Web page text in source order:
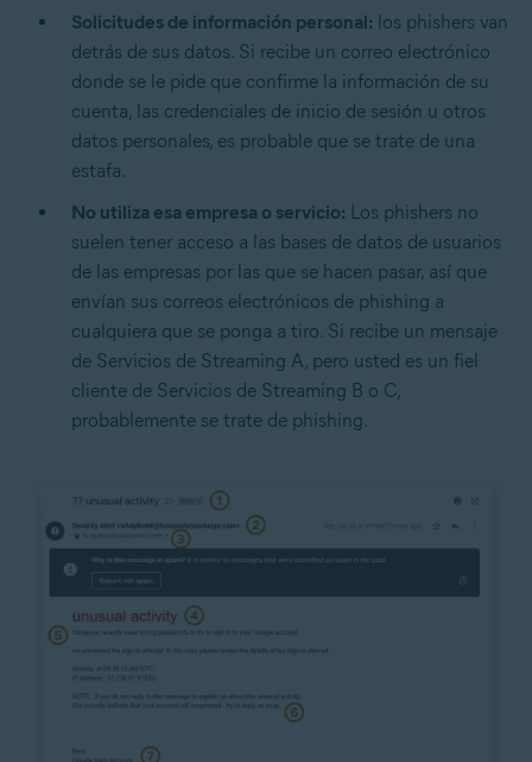
Solicitudes de información personal: los phishers van
detrás de sus datos. Si recibe un correo electrónico
donde se le pide que confirme la información de su
cuenta, las credenciales de inicio de sesión u otros
datos personales, es probable que se trate de una
estafa.
No utiliza esa empresa o servicio: Los phishers no
suelen tener acceso a las bases de datos de usuarios
de las empresas por las que se hacen pasar, así que
envían sus correos electrónicos de phishing a
cualquiera que se ponga a tiro. Si recibe un mensaje
de Servicios de Streaming A, pero usted es un fiel
cliente de Servicios de Streaming B o C,
probablemente se trate de phishing.